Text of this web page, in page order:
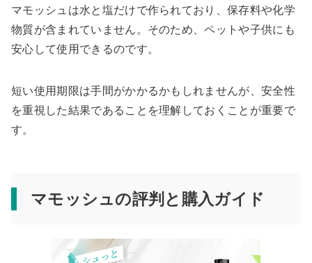
マモッシュは水と塩だけで作られており、保存料や化学
物質が含まれていません。そのため、ペットや子供にも
安心して使用できるのです。
短い使用期限は手間がかかるかもしれませんが、安全性
を重視した結果であることを理解しておくことが重要で
す。
マモッシュの評判と購入ガイド